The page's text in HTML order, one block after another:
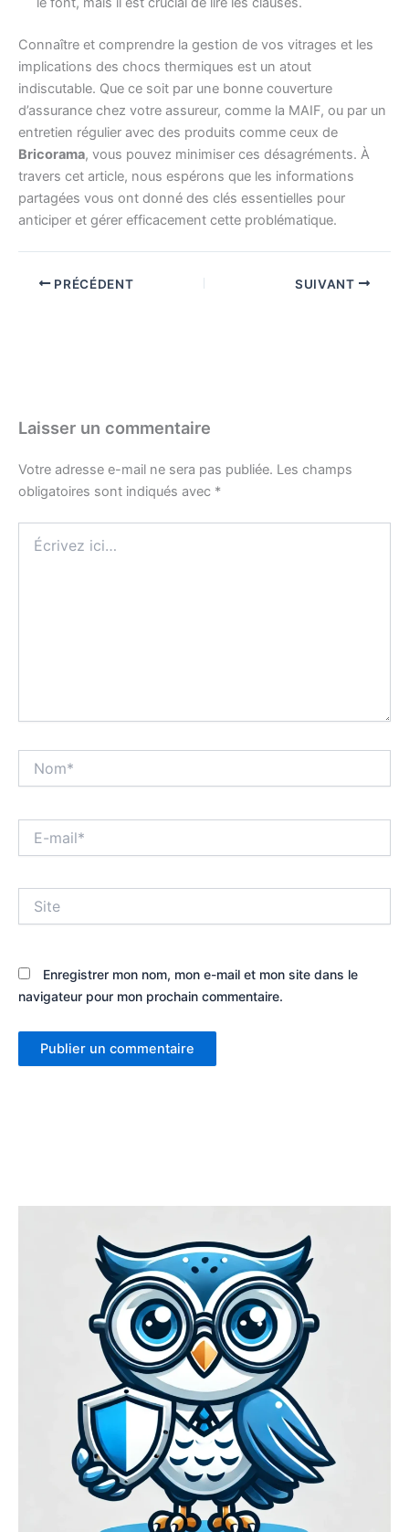
Connaître et comprendre la gestion de vos vitrages et les
implications des chocs thermiques est un atout
indiscutable. Que ce soit par une bonne couverture
d’assurance chez votre assureur, comme la MAIF, ou par un
entretien régulier avec des produits comme ceux de
Bricorama, vous pouvez minimiser ces désagréments. À
travers cet article, nous espérons que les informations
partagées vous ont donné des clés essentielles pour
anticiper et gérer efficacement cette problématique.
PRÉCÉDENT SUIVANT
Laisser un commentaire
Votre adresse e-mail ne sera pas publiée. Les champs
obligatoires sont indiqués avec *
ici…
mail*
Enregistrer mon nom, mon e-mail et mon site dans le
navigateur pour mon prochain commentaire.